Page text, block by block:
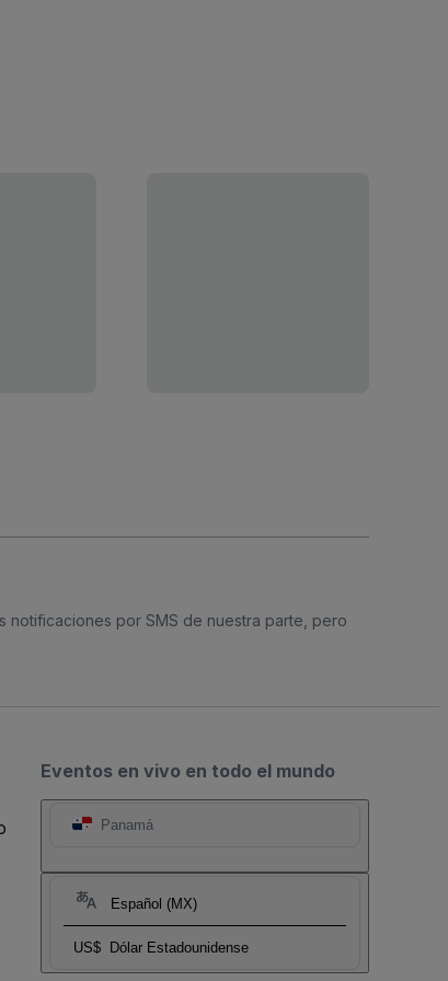
notificaciones por SMS de nuestra parte, pero
Eventos en vivo en todo el mundo
Panamá
Español (MX)
US$ Dólar Estadounidense